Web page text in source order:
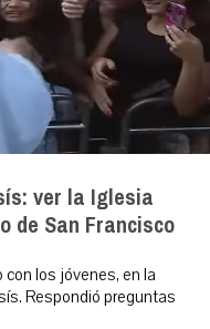
ver la Iglesia
de San Francisco
los jóvenes, en la
Respondió preguntas